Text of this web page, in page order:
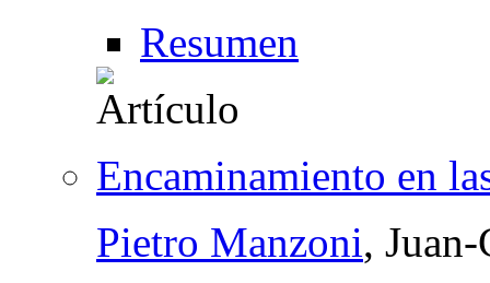
Resumen
Encaminamiento en
Pietro Manzoni,